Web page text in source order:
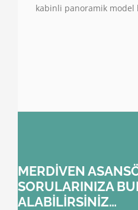
kabinli panoramik
MERDİVEN
SORULARINIZA
ALABİLİRSİNİZ…